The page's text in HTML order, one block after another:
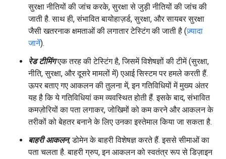
सुरक्षा नीतियों की जांच करके, सुरक्षा से जुड़ी नीतियों की जांच की
जाती है. साथ ही, संभावित बायोहाज़र्ड, सुरक्षा, और सायबर सुरक्षा
जैसी खतरनाक क्षमताओं की लगातार टेस्टिंग की जाती है (ज़्यादा
जानें).
रेड टीमिंगएक तरह की टेस्टिंग है, जिसमें विशेषज्ञों की टीमें (सुरक्षा,
नीति, सुरक्षा, और दूसरे मामलों में) एआई सिस्टम पर हमले करती हैं.
ऊपर बताए गए आकलन की तुलना में, इन गतिविधियों में मुख्य अंतर
यह है कि ये गतिविधियां कम व्यवस्थित होती हैं. इसके बाद, संभावित
कमज़ोरियों का पता लगाकर, जोखिमों को कम करने और आकलन के
तरीकों को बेहतर बनाने के लिए उनका इस्तेमाल किया जा सकता है.
बाहरी आकलन, डोमेन के बाहरी विशेषज्ञ करते हैं. इससे सीमाओं का
पता चलता है. बाहरी ग्रुप, इन आकलन को स्वतंत्र रूप से डिज़ाइन